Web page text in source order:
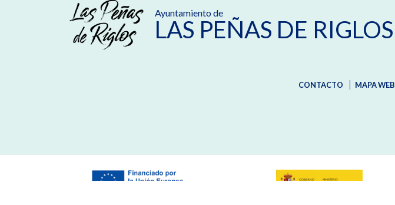
Ayuntamiento de
LAS PEÑAS DE RIGLOS
CONTACTO MAPA WEB